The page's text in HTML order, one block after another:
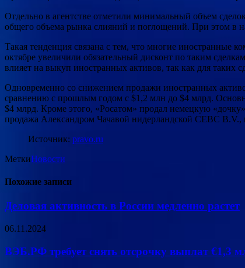
Отдельно в агентстве отметили минимальный объем
общего объема рынка слияний и поглощений. При этом в
Такая тенденция связана с тем, что многие иностранные
октябре увеличили обязательный дисконт по таким
влияет на выкуп иностранных активов, так как для таких
Одновременно со снижением продажи иностранных
сравнению с прошлым годом с $1,2 млн до $4 млрд.
$4 млрд. Кроме этого, «Росатом» продал немецкую
продажа Александром Чачавой нидерландской CEBC
Источник: pravo.ru
МеткиНовости
Похожие записи
Деловая активность в России медленно растет
06.11.2024
ВЭБ.РФ требует снять отсрочку выплат €1,3